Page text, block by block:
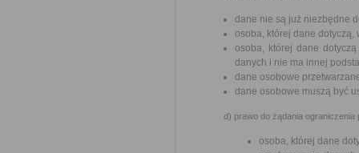
dane nie są już niezbędne
osoba, której dane dotyczą,
osoba, której dane
danych i nie ma innej
dane osobowe
dane osobowe muszą być
d) prawo do żądania
osoba, której dane